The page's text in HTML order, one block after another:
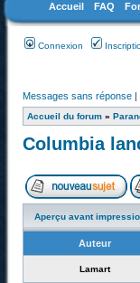
Accueil FAQ
Connexion
Messages sans réponse |
Accueil du forum »
Columbia
Aperçu avant
Auteur
Lamart